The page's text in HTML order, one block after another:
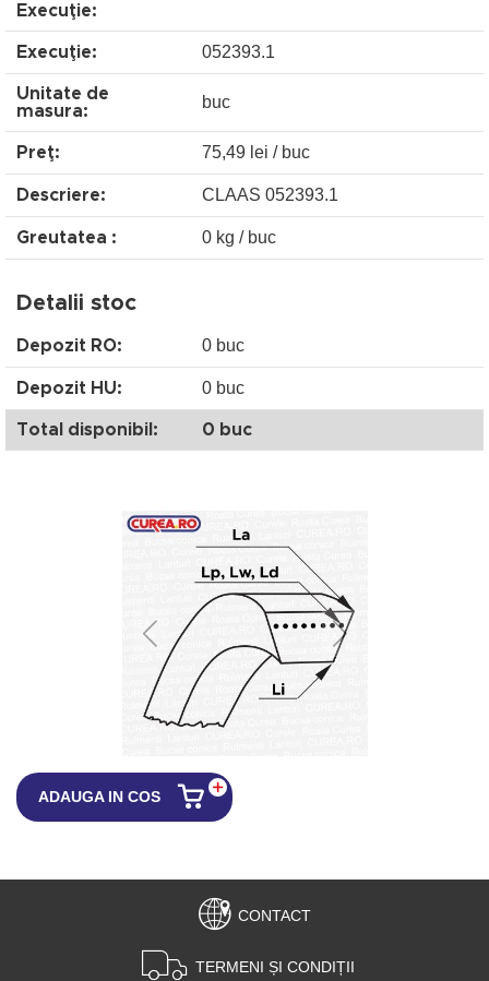
Execuţie:
Execuţie: 052393.1
Unitate de
masura:
buc
Preţ: 75,49 lei / buc
Descriere: CLAAS 052393.1
Greutatea : 0 kg / buc
Detalii stoc
Depozit RO: 0 buc
Depozit HU: 0 buc
Total disponibil: 0 buc
ADAUGA IN COS
CONTACT
TERMENI ȘI CONDIȚII